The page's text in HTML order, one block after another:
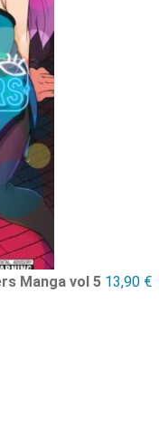
Manga vol 5 13,90 €